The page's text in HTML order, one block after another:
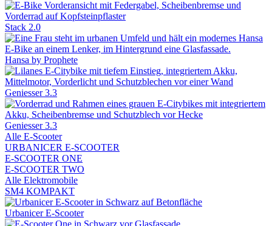
Stack 2.0
Hansa by Prophete
Geniesser 3.3
Geniesser 3.3
Alle E-Scooter
URBANICER E-SCOOTER
E-SCOOTER ONE
E-SCOOTER TWO
Alle Elektromobile
SM4 KOMPAKT
Urbanicer E-Scooter